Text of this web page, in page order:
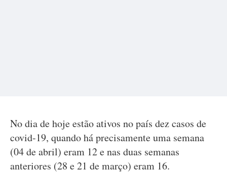
No dia de hoje estão ativos no país dez casos de
covid-19, quando há precisamente uma semana
(04 de abril) eram 12 e nas duas semanas
anteriores (28 e 21 de março) eram 16.